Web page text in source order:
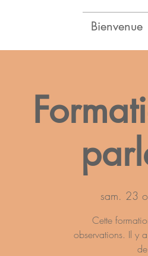
Bienvenue
sam. 23
Cette
observations. Il y